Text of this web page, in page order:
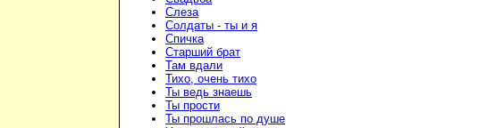
Слеза
Солдаты - ты и я
Спичка
Старший брат
Там вдали
Тихо, очень тихо
Ты ведь знаешь
Ты прости
Ты прошлась по душе